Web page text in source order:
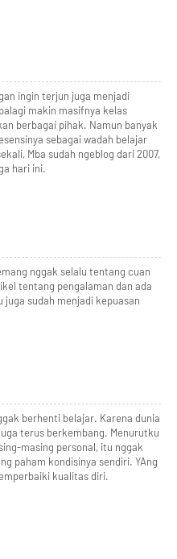
ingin terjun juga menjadi
makin masifnya kelas
berbagai pihak. Namun banyak
sebagai wadah belajar
Mba sudah ngeblog dari 2007,
hari ini.
nggak selalu tentang cuan
tentang pengalaman dan ada
sudah menjadi kepuasan
berhenti belajar. Karena dunia
terus berkembang. Menurutku
masing personal, itu nggak
paham kondisinya sendiri. YAng
kualitas diri.